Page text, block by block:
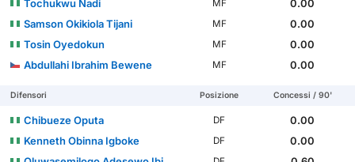
Tochukwu Nadi
MF
0.00
Samson Okikiola Tijani
MF
0.00
Tosin Oyedokun
MF
0.00
Abdullahi Ibrahim Bewene
MF 0.00
Difensori Posizione Concessi / 90'
Chibueze Oputa DF
0.00
Kenneth Obinna Igboke
DF
0.00